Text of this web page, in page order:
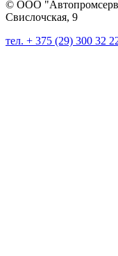
© ООО
Свислочская, 9
тел. + 375 (29) 300 32